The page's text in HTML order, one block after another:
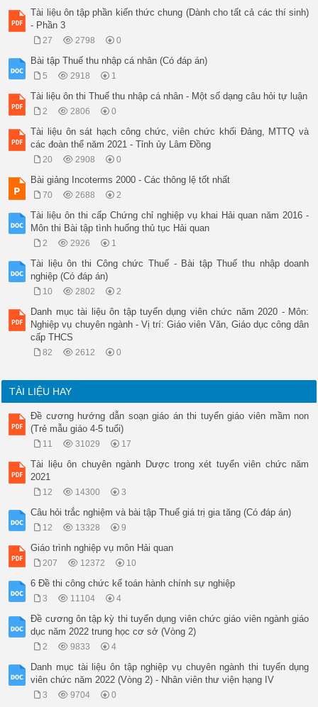
Tài liệu ôn tập phần kiến thức chung (Dành cho tất cả các thí sinh)
- Phần 3
27 2798 0
Bài tập Thuế thu nhập cá nhân (Có đáp án)
5 2918 1
Tài liệu ôn thi Thuế thu nhập cá nhân - Một số dạng câu hỏi tự luận
2 2806 0
Tài liệu ôn sát hạch công chức, viên chức khối Đảng, MTTQ và
các đoàn thể năm 2021 - Tỉnh ủy Lâm Đồng
20 2908 0
Bài giảng Incoterms 2000 - Các thông lệ tốt nhất
70 2688 2
Tài liệu ôn thi cấp Chứng chỉ nghiệp vụ khai Hải quan năm 2016 -
Môn thi Bài tập tình huống thủ tục Hải quan
2 2926 1
Tài liệu ôn thi Công chức Thuế - Bài tập Thuế thu nhập doanh
nghiệp (Có đáp án)
10 2802 2
Danh mục tài liệu ôn tập tuyển dụng viên chức năm 2020 - Môn:
Nghiệp vụ chuyên ngành - Vị trí: Giáo viên Văn, Giáo dục công dân
cấp THCS
82 2612 0
TÀI LIỆU HAY
Đề cương hướng dẫn soạn giáo án thi tuyển giáo viên mầm non
(Trẻ mẫu giáo 4-5 tuổi)
11 31029 17
Tài liệu ôn chuyên ngành Dược trong xét tuyển viên chức năm
2021
12 14300 3
Câu hỏi trắc nghiệm và bài tập Thuế giá trị gia tăng (Có đáp án)
12 13328 9
Giáo trình nghiệp vụ môn Hải quan
207 12372 10
6 Đề thi công chức kế toán hành chính sự nghiệp
3 11104 4
Đề cương ôn tập kỳ thi tuyển dụng viên chức giáo viên ngành giáo
dục năm 2022 trung học cơ sở (Vòng 2)
2 9833 4
Danh mục tài liệu ôn tập nghiệp vụ chuyên ngành thi tuyển dụng
viên chức năm 2022 (Vòng 2) - Nhân viên thư viện hạng IV
3 9704 0